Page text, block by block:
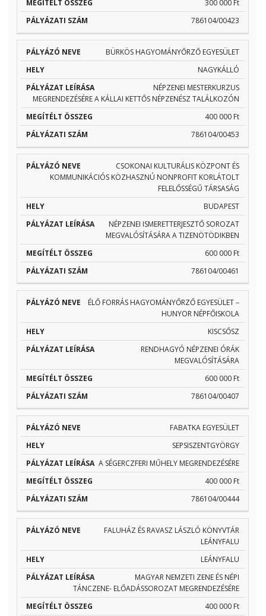
300 000 Ft
786104/00423
BÜRKÖS HAGYOMÁNYŐRZŐ EGYESÜLET
NAGYKÁLLÓ
NÉPZENEI MESTERKURZUS
MEGRENDEZÉSÉRE A KÁLLAI KETTŐS NÉPZENÉSZ TALÁLKOZÓN
400 000 Ft
786104/00453
CSOKONAI KULTURÁLIS KÖZPONT ÉS
KOMMUNIKÁCIÓS KÖZHASZNÚ NONPROFIT KORLÁTOLT
FELELŐSSÉGŰ TÁRSASÁG
BUDAPEST
NÉPZENEI ISMERETTERJESZTŐ SOROZAT
MEGVALÓSÍTÁSÁRA A TIZENÖTÖDIKBEN
600 000 Ft
786104/00461
ÉLŐ FORRÁS HAGYOMÁNYŐRZŐ EGYESÜLET –
HUNYOR NÉPFŐISKOLA
KISCSŐSZ
RENDHAGYÓ NÉPZENEI ÓRÁK
MEGVALÓSÍTÁSÁRA
600 000 Ft
786104/00407
FABATKA EGYESÜLET
SEPSISZENTGYÖRGY
A SÉGERCZFERI MŰHELY MEGRENDEZÉSÉRE
400 000 Ft
786104/00444
FALUHÁZ ÉS RAVASZ LÁSZLÓ KÖNYVTÁR
LEÁNYFALU
LEÁNYFALU
MAGYAR NEMZETI ZENE ÉS NÉPI
TÁNCZENE- ELŐADÁSSOROZAT MEGRENDEZÉSÉRE
400 000 Ft